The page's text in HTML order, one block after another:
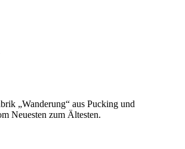
„Wanderung“ aus Pucking und
Neuesten zum Ältesten.